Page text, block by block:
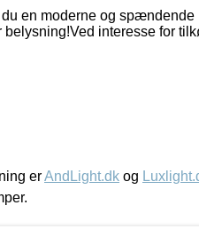
en moderne og
interesse for
erAndLight.dk og